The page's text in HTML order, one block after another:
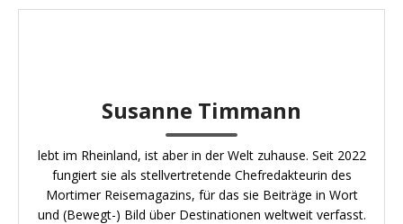
Susanne Timmann
lebt im Rheinland, ist aber in der Welt zuhause. Seit 2022
fungiert sie als stellvertretende Chefredakteurin des
Mortimer Reisemagazins, für das sie Beiträge in Wort
und (Bewegt-) Bild über Destinationen weltweit verfasst.